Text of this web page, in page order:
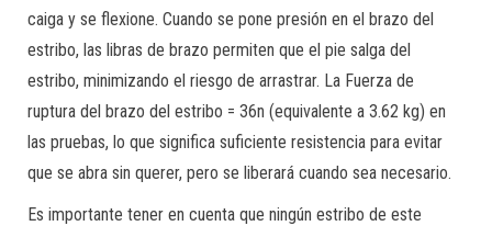
caiga y se flexione. Cuando se pone presión en el brazo del
estribo, las libras de brazo permiten que el pie salga del
estribo, minimizando el riesgo de arrastrar. La Fuerza de
ruptura del brazo del estribo = 36n (equivalente a 3.62 kg) en
las pruebas, lo que significa suficiente resistencia para evitar
que se abra sin querer, pero se liberará cuando sea necesario.
Es importante tener en cuenta que ningún estribo de este